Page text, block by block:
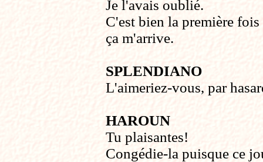
Je l'avais oublié.
C'est bien la première fois
ça m'arrive.
SPLENDIANO
L'aimeriez-vous, par
HAROUN
Tu plaisantes!
Congédie-la puisque ce